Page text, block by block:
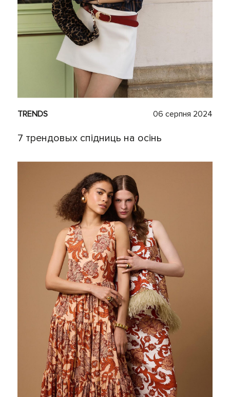
TRENDS 06 серпня 2024
7 трендовых спiдниць на осінь